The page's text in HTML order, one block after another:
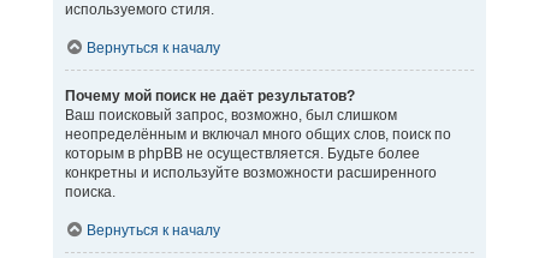
используемого стиля.
Вернуться к началу
Почему мой поиск не даёт результатов?
Ваш поисковый запрос, возможно, был слишком
неопределённым и включал много общих слов, поиск по
которым в phpBB не осуществляется. Будьте более
конкретны и используйте возможности расширенного
поиска.
Вернуться к началу